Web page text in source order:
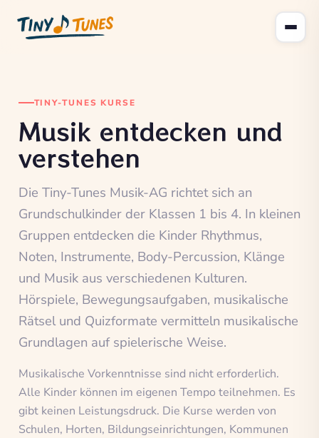
TINY-TUNES KURSE
Musik entdecken und
verstehen
Die Tiny-Tunes Musik-AG richtet sich an
Grundschulkinder der Klassen 1 bis 4. In kleinen
Gruppen entdecken die Kinder Rhythmus,
Noten, Instrumente, Body-Percussion, Klänge
und Musik aus verschiedenen Kulturen.
Hörspiele, Bewegungsaufgaben, musikalische
Rätsel und Quizformate vermitteln musikalische
Grundlagen auf spielerische Weise.
Musikalische Vorkenntnisse sind nicht erforderlich.
Alle Kinder können im eigenen Tempo teilnehmen. Es
gibt keinen Leistungsdruck. Die Kurse werden von
Schulen, Horten, Bildungseinrichtungen, Kommunen